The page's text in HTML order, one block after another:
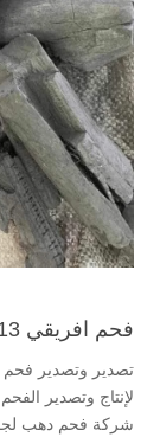
فحم افريقي 13 نوع
لإنتاج وتصدير
شركة فحم دهب